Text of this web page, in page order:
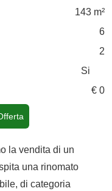
143 m²
6
2
Si
€ 0
la vendita di un
una rinomato
di categoria